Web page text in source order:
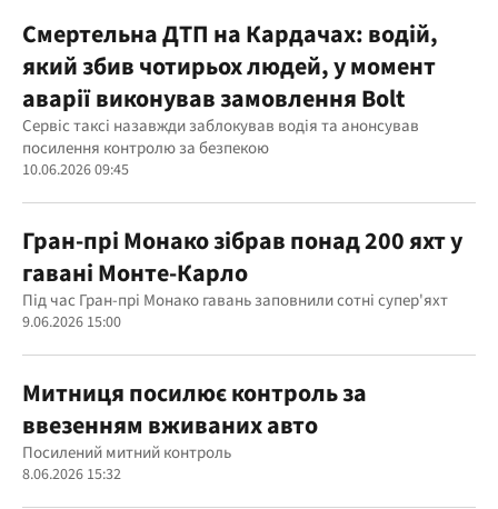
Смертельна ДТП на Кардачах: водій,
який збив чотирьох людей, у момент
аварії виконував замовлення Bolt
Сервіс таксі назавжди заблокував водія та анонсував
посилення контролю за безпекою
10.06.2026 09:45
Гран-прі Монако зібрав понад 200 яхт у
гавані Монте-Карло
Під час Гран-прі Монако гавань заповнили сотні супер'яхт
9.06.2026 15:00
Митниця посилює контроль за
ввезенням вживаних авто
Посилений митний контроль
8.06.2026 15:32